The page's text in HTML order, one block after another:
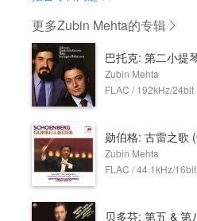
更多Zubin Mehta的专辑
Zubin Mehta
FLAC / 192kHz/24bit
Zubin Mehta
FLAC / 44.1kHz/16bit